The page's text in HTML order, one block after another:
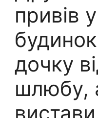
привів
дочку
шлюбу,